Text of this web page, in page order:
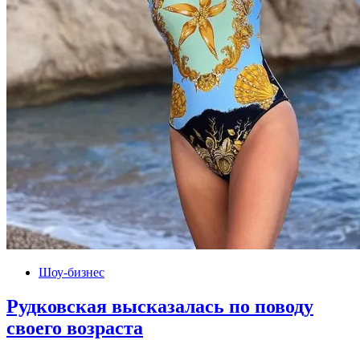
Шоу-бизнес
Рудковская высказалась по поводу
своего возраста